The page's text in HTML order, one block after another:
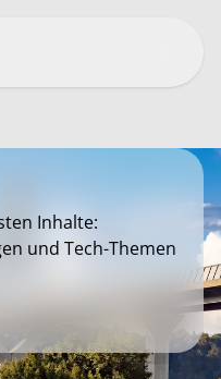
Inhalte:
und Tech-Themen